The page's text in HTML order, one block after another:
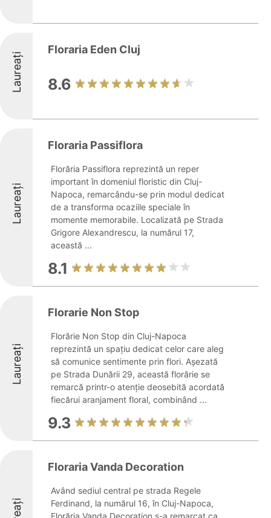
Laureați
Floraria Eden Cluj
8.6
Laureați
Floraria Passiflora
Florăria Passiflora reprezintă un reper
important în domeniul floristic din Cluj-
Napoca, remarcându-se prin modul dedicat
de a transforma ocaziile speciale în
momente memorabile. Localizată pe Strada
Grigore Alexandrescu, la numărul 17,
această ...
8.1
Laureați
Florarie Non Stop
Florărie Non Stop din Cluj-Napoca
reprezintă un spațiu dedicat celor care aleg
să comunice sentimente prin flori. Așezată
pe Strada Dunării 29, această florărie se
remarcă printr-o atenție deosebită acordată
fiecărui aranjament floral, combinând ...
9.3
Floraria Vanda Decoration
Având sediul central pe strada Regele
Ferdinand, la numărul 16, în Cluj-Napoca,
Florăria Vanda Decoration s-a remarcat ca